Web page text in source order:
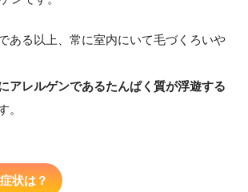
ある以上、常に室内にいて毛づくろいや
アレルゲンであるたんぱく質が浮遊する
。
状は？